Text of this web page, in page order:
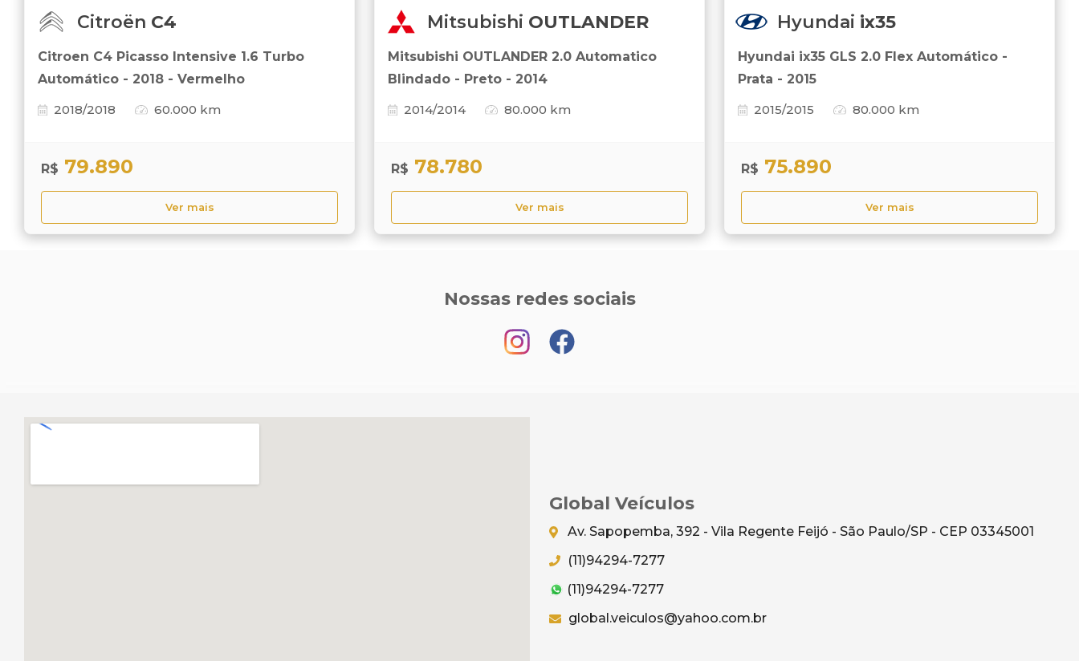
Citroën C4
Citroen C4 Picasso Intensive 1.6 Turbo
Automático - 2018 - Vermelho
2018/2018
60.000 km
R$ 79.890
Ver mais
Mitsubishi OUTLANDER
Mitsubishi OUTLANDER 2.0 Automatico
Blindado - Preto - 2014
2014/2014
80.000 km
R$ 78.780
Ver mais
Hyundai ix35
Hyundai ix35 GLS 2.0 Flex Automático -
Prata - 2015
2015/2015
80.000 km
R$ 75.890
Ver mais
Nossas redes sociais
Global Veículos
Av. Sapopemba, 392 - Vila Regente Feijó - São Paulo/SP - CEP 03345001
(11)94294-7277
(11)94294-7277
global.veiculos@yahoo.com.br